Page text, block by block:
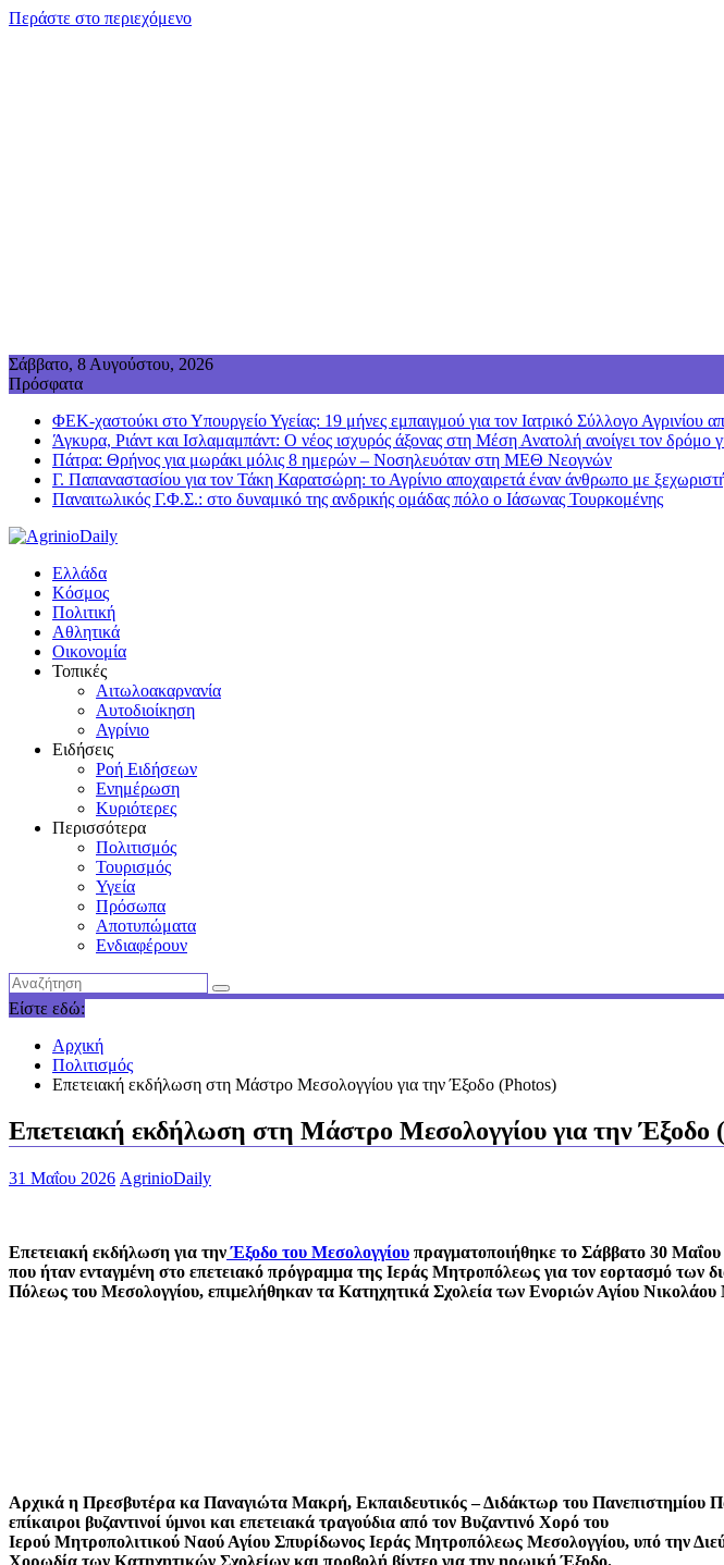
Περάστε στο περιεχόμενο
Σάββατο, 8 Αυγούστου, 2026
Πρόσφατα
ΦΕΚ-χαστούκι στο Υπουργείο Υγείας: 19 μήνες εμπαιγμού για τον Ιατρικό Σύλλογο Αγρινίου
Άγκυρα, Ριάντ και Ισλαμαμπάντ: Ο νέος ισχυρός άξονας στη Μέση Ανατολή ανοίγει τον
Πάτρα: Θρήνος για μωράκι μόλις 8 ημερών – Νοσηλευόταν στη ΜΕΘ Νεογνών
Γ. Παπαναστασίου για τον Τάκη Καρατσώρη: το Αγρίνιο αποχαιρετά έναν άνθρωπο με
Παναιτωλικός Γ.Φ.Σ.: στο δυναμικό της ανδρικής ομάδας πόλο ο Ιάσωνας Τουρκομένης
Ελλάδα
Κόσμος
Πολιτική
Αθλητικά
Οικονομία
Τοπικές
Αιτωλοακαρνανία
Αυτοδιοίκηση
Αγρίνιο
Ειδήσεις
Ροή Ειδήσεων
Ενημέρωση
Κυριότερες
Περισσότερα
Πολιτισμός
Τουρισμός
Υγεία
Πρόσωπα
Αποτυπώματα
Ενδιαφέρουν
Είστε εδώ:
Αρχική
Πολιτισμός
Επετειακή εκδήλωση στη Μάστρο Μεσολογγίου για την Έξοδο (Photos)
Επετειακή εκδήλωση στη Μάστρο Μεσολογγίου για την Έξοδο
31 Μαΐου 2026 AgrinioDaily
Επετειακή εκδήλωση για τηνΈξοδο του Μεσολογγίου πραγματοποιήθηκε το Σάββατο 30
που ήταν ενταγμένη στο επετειακό πρόγραμμα της Ιεράς Μητροπόλεως για τον εορτασμό
Πόλεως του Μεσολογγίου, επιμελήθηκαν τα Κατηχητικά Σχολεία των Ενοριών Αγίου
Αρχικά η Πρεσβυτέρα κα Παναγιώτα Μακρή, Εκπαιδευτικός – Διδάκτωρ του
επίκαιροι βυζαντινοί ύμνοι και επετειακά τραγούδια από τον Βυζαντινό Χορό του
Ιερού Μητροπολιτικού Ναού Αγίου Σπυρίδωνος Ιεράς Μητροπόλεως Μεσολογγίου, υπό την
Χορωδία των Κατηχητικών Σχολείων και προβολή βίντεο για την ηρωική Έξοδο.